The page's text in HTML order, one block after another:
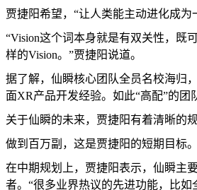
贾捷阳希望，“让人类能主动进化成为
“Vision这个词本身就是有双关性，既
样的Vision。”贾捷阳说道。
据了解，仙瞬核心团队全员名校海归
面XR产品开发经验。如此“高配”的团
关于仙瞬的未来，贾捷阳有着清晰的
做到百万副，这是贾捷阳的短期目标
在中期规划上，贾捷阳表示，仙瞬主
者。“很多业界热议的先进功能，比